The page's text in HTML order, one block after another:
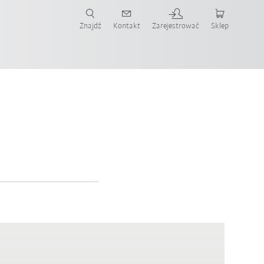
Znajdź Kontakt Zarejestrować Sklep